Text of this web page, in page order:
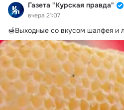
Газета "Курская правда"
вчера 21:07
🍯Выходные со вкусом шалфея и